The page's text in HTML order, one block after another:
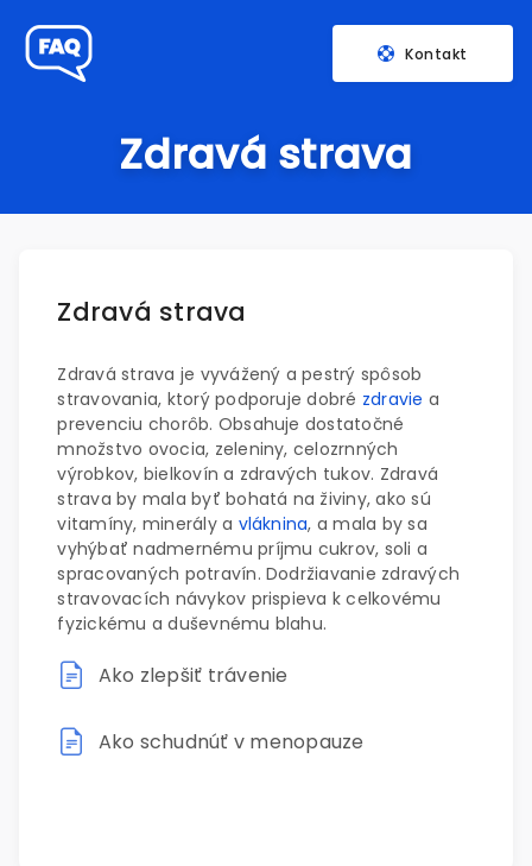
Kontakt
Zdravá strava
Zdravá strava
Zdravá strava je vyvážený a pestrý spôsob
stravovania, ktorý podporuje dobré zdravie a
prevenciu chorôb. Obsahuje dostatočné
množstvo ovocia, zeleniny, celozrnných
výrobkov, bielkovín a zdravých tukov. Zdravá
strava by mala byť bohatá na živiny, ako sú
vitamíny, minerály a vláknina, a mala by sa
vyhýbať nadmernému príjmu cukrov, soli a
spracovaných potravín. Dodržiavanie zdravých
stravovacích návykov prispieva k celkovému
fyzickému a duševnému blahu.
Ako zlepšiť trávenie
Ako schudnúť v menopauze